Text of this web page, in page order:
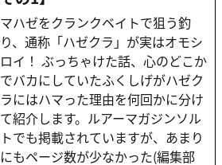
マハゼをクランクベイトで狙う釣
り、通称「ハゼクラ」が実はオモシ
ロイ！ ぶっちゃけた話、心のどこか
でバカにしていたふくしげがハゼク
ラにはハマった理由を何回かに分け
て紹介します。ルアーマガジンソル
トでも掲載されていますが、あまり
にもページ数が少なかった(編集部